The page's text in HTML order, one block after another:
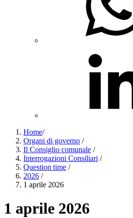
Home/
Organi di governo /
Il Consiglio comunale /
Interrogazioni Consiliari /
Question time /
2026 /
1 aprile 2026
1 aprile 2026